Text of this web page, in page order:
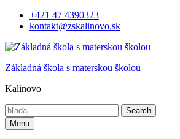
Skip
+421 47 4390323
kontakt@zskalinovo.sk
Základná škola s materskou školou
Kalinovo
Search
for:Menu